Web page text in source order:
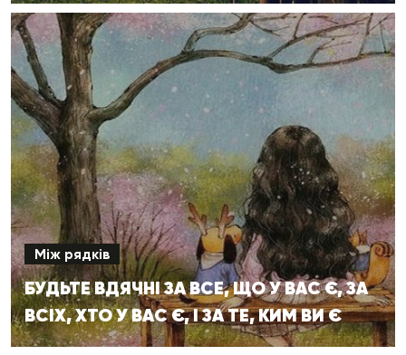
Між рядків
БУДЬТЕ ВДЯЧНІ ЗА ВСЕ, ЩО У ВАС Є, ЗА
ВСІХ, ХТО У ВАС Є, І ЗА ТЕ, КИМ ВИ Є